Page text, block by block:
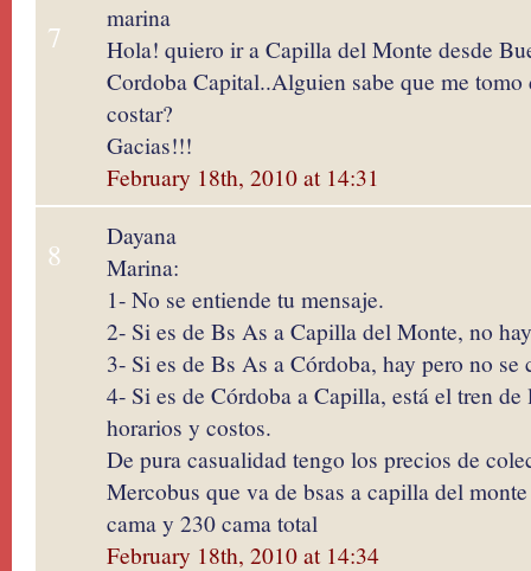
7
marina
Hola! quiero ir a Capilla del Monte desde
Cordoba Capital..Alguien sabe que me
costar?
Gacias!!!
February 18th, 2010 at 14:31
8
Dayana
Marina:
1- No se entiende tu mensaje.
2- Si es de Bs As a Capilla del Monte, no
3- Si es de Bs As a Córdoba, hay pero no
4- Si es de Córdoba a Capilla, está el tren de
horarios y costos.
De pura casualidad tengo los precios de
Mercobus que va de bsas a capilla del
cama y 230 cama total
February 18th, 2010 at 14:34